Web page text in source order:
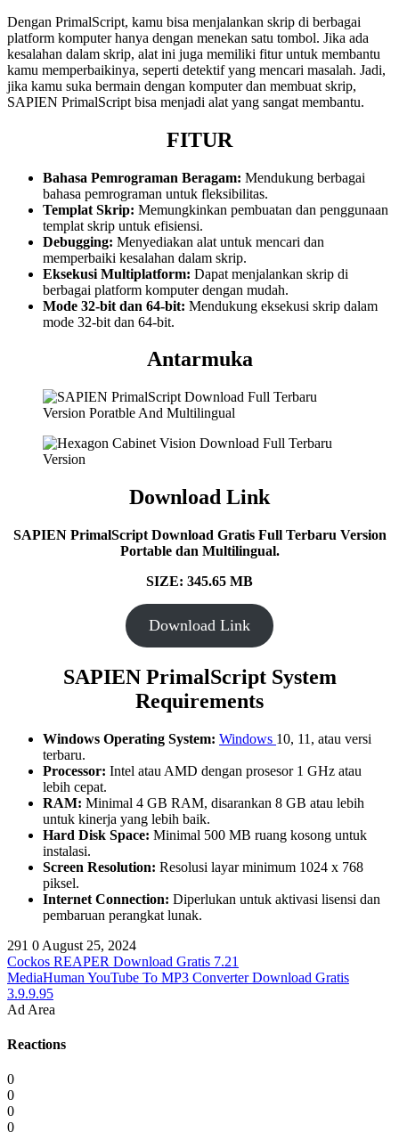
Dengan PrimalScript, kamu bisa menjalankan skrip di berbagai
platform komputer hanya dengan menekan satu tombol. Jika ada
kesalahan dalam skrip, alat ini juga memiliki fitur untuk membantu
kamu memperbaikinya, seperti detektif yang mencari masalah. Jadi,
jika kamu suka bermain dengan komputer dan membuat skrip,
SAPIEN PrimalScript bisa menjadi alat yang sangat membantu.
FITUR
Bahasa Pemrograman Beragam: Mendukung berbagai
bahasa pemrograman untuk fleksibilitas.
Templat Skrip: Memungkinkan pembuatan dan penggunaan
templat skrip untuk efisiensi.
Debugging: Menyediakan alat untuk mencari dan
memperbaiki kesalahan dalam skrip.
Eksekusi Multiplatform: Dapat menjalankan skrip di
berbagai platform komputer dengan mudah.
Mode 32-bit dan 64-bit: Mendukung eksekusi skrip dalam
mode 32-bit dan 64-bit.
Antarmuka
Download Link
SAPIEN PrimalScript Download Gratis Full Terbaru Version
Portable dan Multilingual.
SIZE: 345.65 MB
Download Link
SAPIEN PrimalScript System
Requirements
Windows Operating System: Windows 10, 11, atau versi
terbaru.
Processor: Intel atau AMD dengan prosesor 1 GHz atau
lebih cepat.
RAM: Minimal 4 GB RAM, disarankan 8 GB atau lebih
untuk kinerja yang lebih baik.
Hard Disk Space: Minimal 500 MB ruang kosong untuk
instalasi.
Screen Resolution: Resolusi layar minimum 1024 x 768
piksel.
Internet Connection: Diperlukan untuk aktivasi lisensi dan
pembaruan perangkat lunak.
291 0 August 25, 2024
Cockos REAPER Download Gratis 7.21
MediaHuman YouTube To MP3 Converter Download Gratis
3.9.9.95
Ad Area
Reactions
0
0
0
0